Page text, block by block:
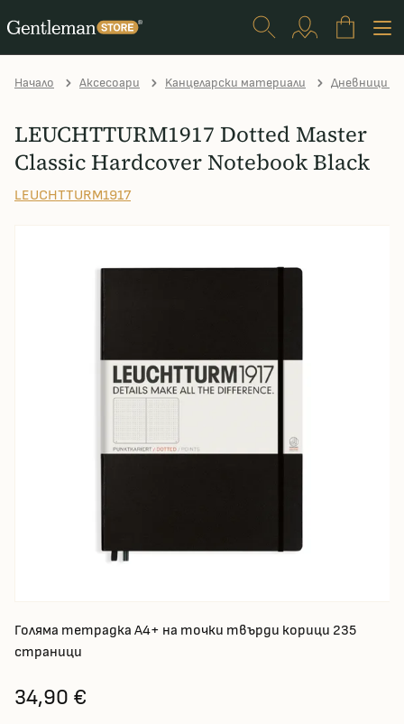
Начало Аксесоари Kанцеларски материали Дневници и
LEUCHTTURM1917 Dotted Master
Classic Hardcover Notebook Black
LEUCHTTURM1917
Голяма тетрадка А4+ на точки твърди корици 235
страници
34,90 €